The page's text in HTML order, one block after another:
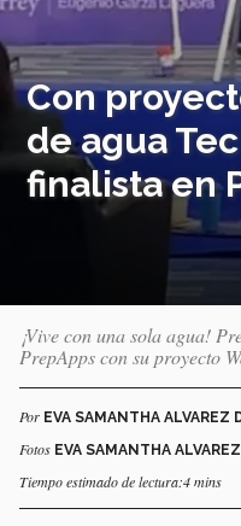
Con
de agua
finalista en
¡Vive con una sola agua!
PrepApps con su proyecto
Por EVA SAMANTHA ALVAREZ
Fotos EVA SAMANTHA
Tiempo estimado de lectura:4 mins